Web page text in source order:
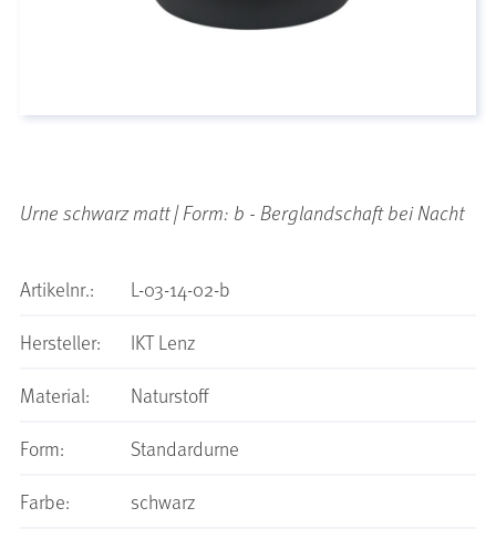
Urne schwarz matt | Form: b - Berglandschaft bei Nacht
Artikelnr.:
L-03-14-02-b
Hersteller:
IKT Lenz
Material:
Naturstoff
Form:
Standardurne
Farbe:
schwarz